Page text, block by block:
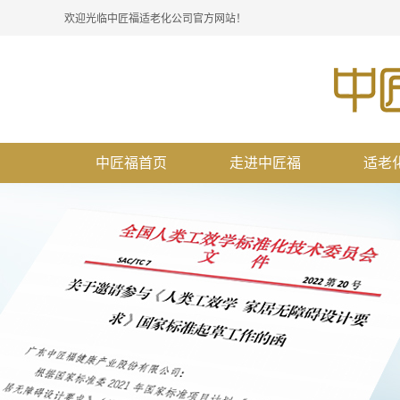
欢迎光临中匠福适老化公司官方网站！
中匠福首页 走进中匠福 适老